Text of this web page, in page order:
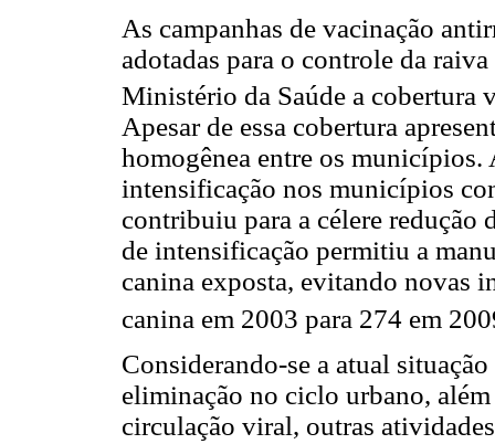
As campanhas de vacinação
adotadas para o controle da
Ministério da Saúde a cobertura
Apesar de essa cobertura
homogênea entre os municípios.
intensificação nos municípios
contribuiu para a célere redução
de intensificação permitiu a
canina exposta, evitando novas
canina em 2003 para 274 em
Considerando-se a atual
eliminação no ciclo urbano,
circulação viral, outras